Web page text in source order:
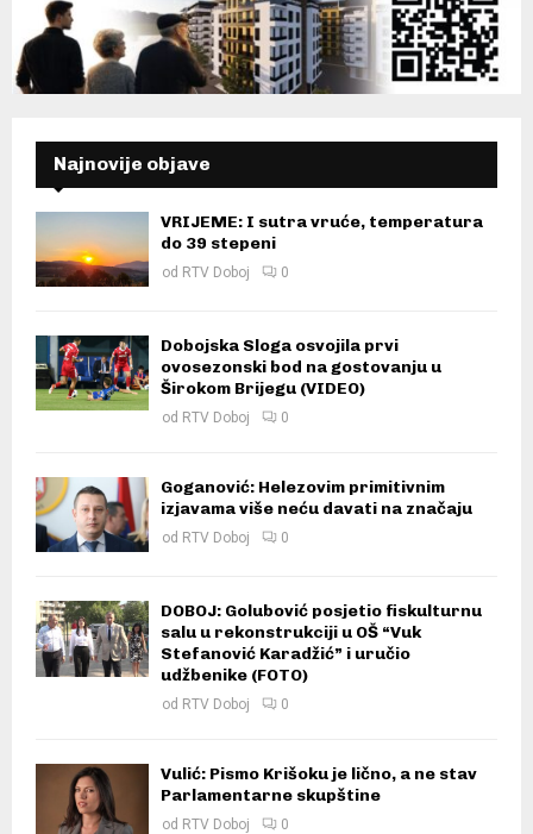
Najnovije objave
VRIJEME: I sutra vruće, temperatura
do 39 stepeni
od RTV Doboj 0
Dobojska Sloga osvojila prvi
ovosezonski bod na gostovanju u
Širokom Brijegu (VIDEO)
od RTV Doboj 0
Goganović: Helezovim primitivnim
izjavama više neću davati na značaju
od RTV Doboj 0
DOBOJ: Golubović posjetio fiskulturnu
salu u rekonstrukciji u OŠ “Vuk
Stefanović Karadžić” i uručio
udžbenike (FOTO)
od RTV Doboj 0
Vulić: Pismo Krišoku je lično, a ne stav
Parlamentarne skupštine
od RTV Doboj 0